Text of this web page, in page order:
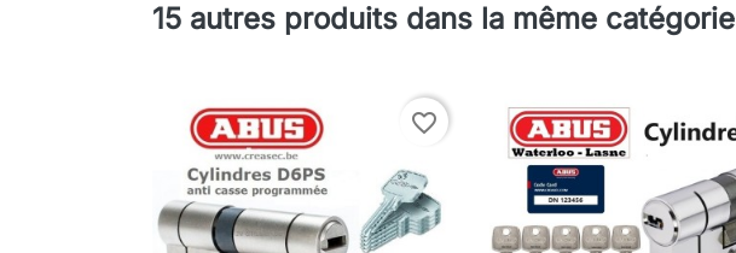
15 autres produits dans la même catégorie
favorite_border